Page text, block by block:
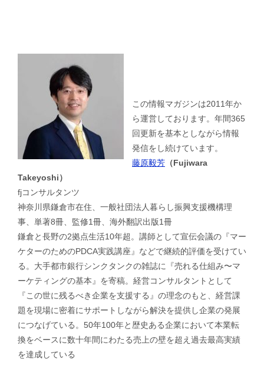
この情報マガジンは2011年か
ら運営しております。年間365
回更新を基本としながら情報
発信をし続けています。
藤原毅芳 （Fujiwara
Takeyoshi）
fjコンサルタンツ
神奈川県鎌倉市在住、一般社団法人暮らし振興支援機構理
事、単著8冊、監修1冊、海外翻訳出版1冊
鎌倉と長野の2拠点生活10年超。講師として宣伝会議の『マー
ケターのためのPDCA実践講座』などで継続的評価を受けてい
る。大手都市銀行シンクタンクの雑誌に『売れる仕組み〜マ
ーケティングの基本』を寄稿。経営コンサルタントとして
『この世に残るべき企業を支援する』の理念のもと、経営課
題を現場に密着にサポートしながら解決を提供し企業の発展
につなげている。50年100年と歴史ある企業において本業転
換をベースに数十年間にわたる売上の壁を超え過去最高実績
を達成している